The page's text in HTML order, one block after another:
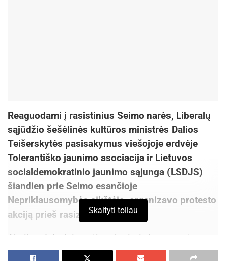
Reaguodami į rasistinius Seimo narės, Liberalų
sąjūdžio šešėlinės kultūros ministrės Dalios
Teišerskytės pasisakymus viešojoje erdvėje
Tolerantiško jaunimo asociacija ir Lietuvos
socialdemokratinio jaunimo sąjunga (LSDJS)
šiandien prie Seimo esančioje
Nepriklausomybės aikštėje organizavo protesto
akciją prieš rasizmą.
Akcijos dalyviai norėjo atkreipti visuomenės
dėmesį į vis dažniau pasitaikančius Lietuvos
Skaityti toliau